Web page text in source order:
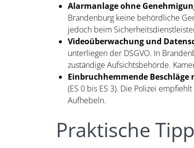
Alarmanlage ohne
Brandenburg keine behördliche
jedoch beim
Videoüberwachung und
unterliegen der DSGVO. In
zuständige Aufsichtsbehörde.
Einbruchhemmende Beschläge
(ES 0 bis ES 3). Die Polizei
Aufhebeln.
Praktische